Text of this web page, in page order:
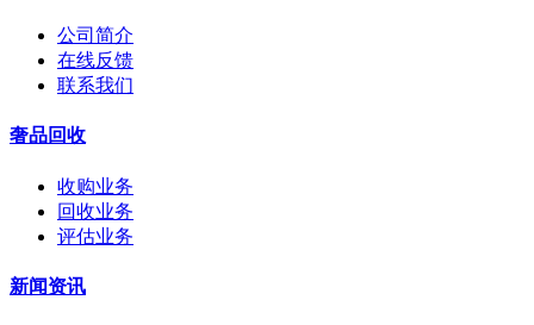
公司简介
在线反馈
联系我们
奢品回收
收购业务
回收业务
评估业务
新闻资讯